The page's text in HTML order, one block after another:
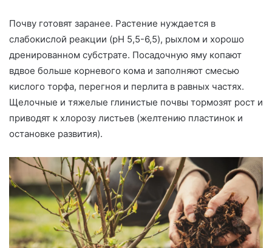
Почву готовят заранее. Растение нуждается в
слабокислой реакции (pH 5,5-6,5), рыхлом и хорошо
дренированном субстрате. Посадочную яму копают
вдвое больше корневого кома и заполняют смесью
кислого торфа, перегноя и перлита в равных частях.
Щелочные и тяжелые глинистые почвы тормозят рост и
приводят к хлорозу листьев (желтению пластинок и
остановке развития).